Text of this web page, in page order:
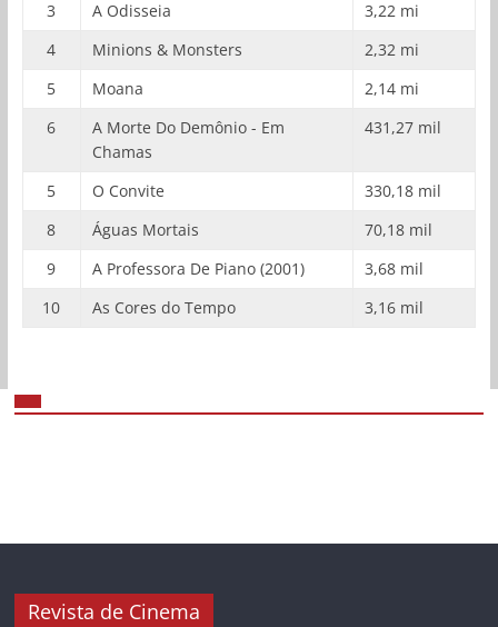
3
A Odisseia
3,22 mi
4
Minions & Monsters
2,32 mi
5
Moana
2,14 mi
6
A Morte Do Demônio - Em
Chamas
431,27 mil
5 O Convite
330,18 mil
8
Águas Mortais
70,18 mil
9
A Professora De Piano (2001)
3,68 mil
10
As Cores do Tempo 3,16 mil
Revista de Cinema